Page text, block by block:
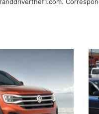
de
los
el